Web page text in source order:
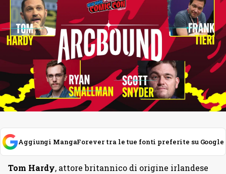
Aggiungi MangaForever tra le tue fonti preferite su Google
Tom Hardy, attore britannico di origine irlandese